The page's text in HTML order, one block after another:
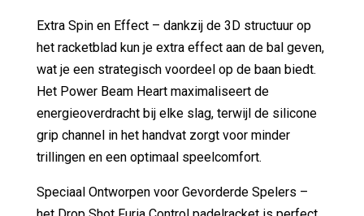
Extra Spin en Effect – dankzij de 3D structuur op
het racketblad kun je extra effect aan de bal geven,
wat je een strategisch voordeel op de baan biedt.
Het Power Beam Heart maximaliseert de
energieoverdracht bij elke slag, terwijl de silicone
grip channel in het handvat zorgt voor minder
trillingen en een optimaal speelcomfort.
Speciaal Ontworpen voor Gevorderde Spelers –